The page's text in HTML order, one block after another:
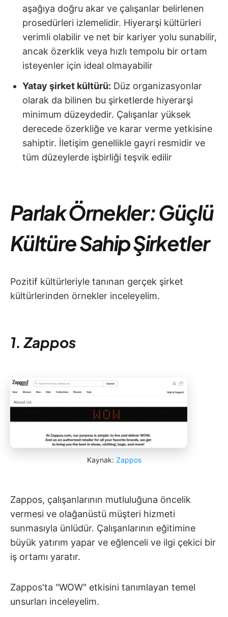
aşağıya doğru akar ve çalışanlar belirlenen
prosedürleri izlemelidir. Hiyerarşi kültürleri
verimli olabilir ve net bir kariyer yolu sunabilir,
ancak özerklik veya hızlı tempolu bir ortam
isteyenler için ideal olmayabilir
Yatay şirket kültürü: Düz organizasyonlar
olarak da bilinen bu şirketlerde hiyerarşi
minimum düzeydedir. Çalışanlar yüksek
derecede özerkliğe ve karar verme yetkisine
sahiptir. İletişim genellikle gayri resmidir ve
tüm düzeylerde işbirliği teşvik edilir
Parlak Örnekler: Güçlü
Kültüre Sahip Şirketler
Pozitif kültürleriyle tanınan gerçek şirket
kültürlerinden örnekler inceleyelim.
1. Zappos
Kaynak: Zappos
Zappos, çalışanlarının mutluluğuna öncelik
vermesi ve olağanüstü müşteri hizmeti
sunmasıyla ünlüdür. Çalışanlarının eğitimine
büyük yatırım yapar ve eğlenceli ve ilgi çekici bir
iş ortamı yaratır.
Zappos'ta "WOW" etkisini tanımlayan temel
unsurları inceleyelim.